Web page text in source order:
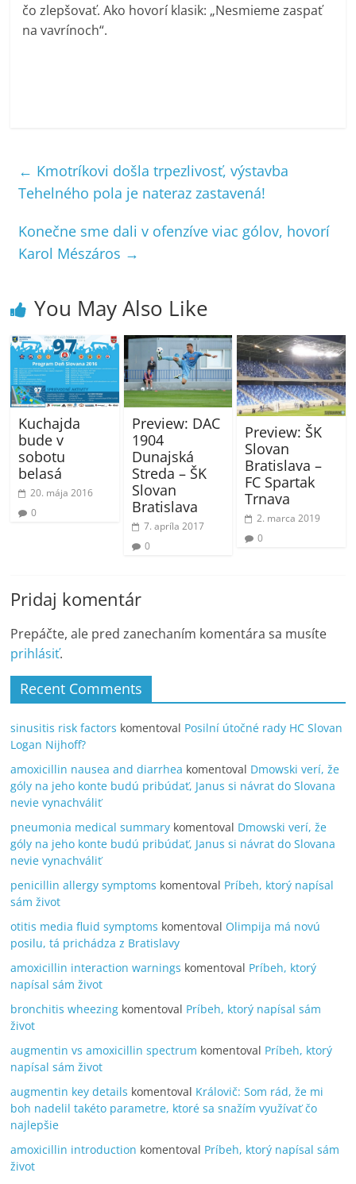
čo zlepšovať. Ako hovorí klasik: „Nesmieme zaspať
na vavrínoch“.
← Kmotríkovi došla trpezlivosť, výstavba
Tehelného pola je nateraz zastavená!
Konečne sme dali v ofenzíve viac gólov, hovorí
Karol Mészáros →
You May Also Like
Kuchajda
bude v
sobotu
belasá
20. mája 2016
0
Preview: DAC
1904
Dunajská
Streda – ŠK
Slovan
Bratislava
7. apríla 2017
0
Preview: ŠK
Slovan
Bratislava –
FC Spartak
Trnava
2. marca 2019
0
Pridaj komentár
Prepáčte, ale pred zanechaním komentára sa musíte
prihlásiť.
Recent Comments
sinusitis risk factors komentoval Posilní útočné rady HC Slovan
Logan Nijhoff?
amoxicillin nausea and diarrhea komentoval Dmowski verí, že
góly na jeho konte budú pribúdať, Janus si návrat do Slovana
nevie vynachváliť
pneumonia medical summary komentoval Dmowski verí, že
góly na jeho konte budú pribúdať, Janus si návrat do Slovana
nevie vynachváliť
penicillin allergy symptoms komentoval Príbeh, ktorý napísal
sám život
otitis media fluid symptoms komentoval Olimpija má novú
posilu, tá prichádza z Bratislavy
amoxicillin interaction warnings komentoval Príbeh, ktorý
napísal sám život
bronchitis wheezing komentoval Príbeh, ktorý napísal sám
život
augmentin vs amoxicillin spectrum komentoval Príbeh, ktorý
napísal sám život
augmentin key details komentoval Královič: Som rád, že mi
boh nadelil takéto parametre, ktoré sa snažím využívať čo
najlepšie
amoxicillin introduction komentoval Príbeh, ktorý napísal sám
život